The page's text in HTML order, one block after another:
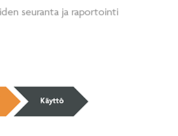
seuranta ja raportointi